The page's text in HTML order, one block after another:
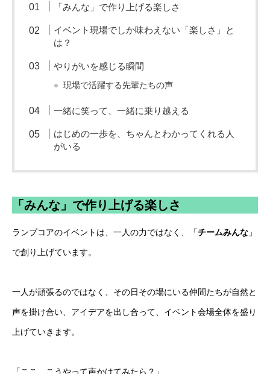
「みんな」で作り上げる楽しさ
イベント現場でしか味わえない「楽しさ」と
は？
やりがいを感じる瞬間
現場で活躍する先輩たちの声
一緒に笑って、一緒に乗り越える
はじめの一歩を、ちゃんとわかってくれる人
がいる
「みんな」で作り上げる楽しさ
ランプコアのイベントは、一人の力ではなく、「チームみんな 」
で創り上げています。
一人が頑張るのではなく、その日その場にいる仲間たちが自然と
声を掛け合い、アイデアを出し合って、イベント会場全体を盛り
上げていきます。
「ここ、こうやって声かけてみたら？」